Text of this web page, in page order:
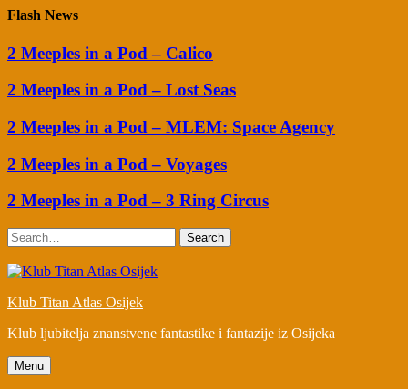
Flash News
2 Meeples in a Pod – Calico
2 Meeples in a Pod – Lost Seas
2 Meeples in a Pod – MLEM: Space Agency
2 Meeples in a Pod – Voyages
2 Meeples in a Pod – 3 Ring Circus
Search
Klub Titan Atlas Osijek
Klub ljubitelja znanstvene fantastike i fantazije iz Osijeka
Menu